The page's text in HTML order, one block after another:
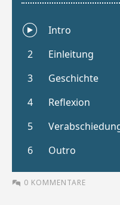
0 KOMMENTARE